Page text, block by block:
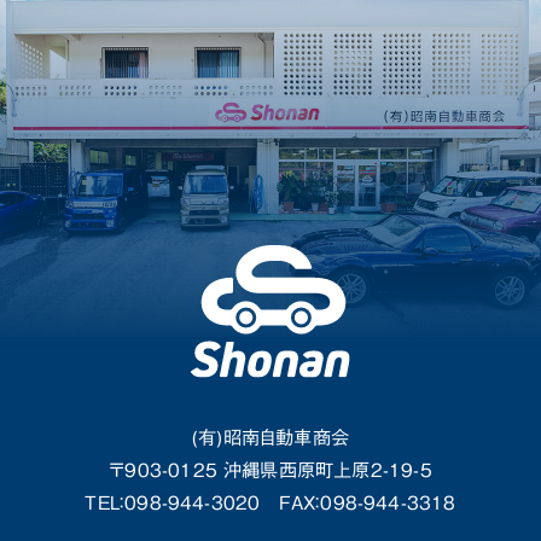
(有)昭南自動車商会
〒903-0125 沖縄県西原町上原2-19-5
TEL：098-944-3020
FAX：098-944-3318